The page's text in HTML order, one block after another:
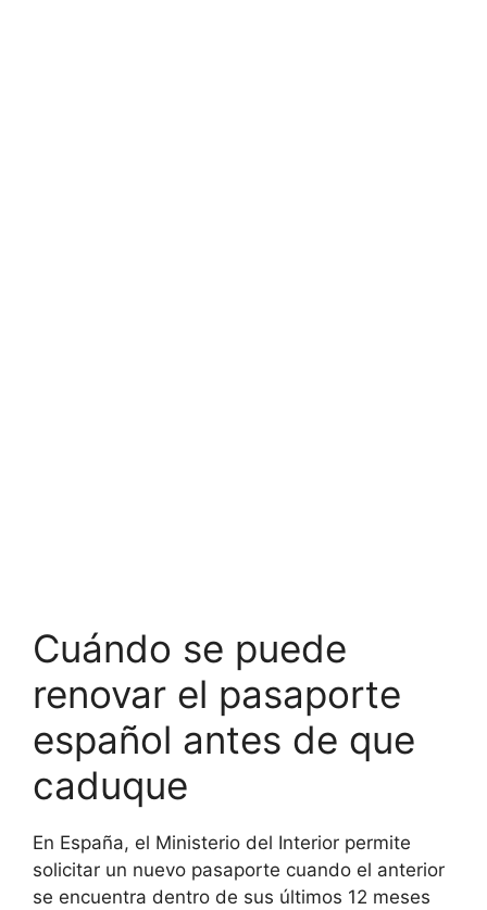
Cuándo se puede
renovar el pasaporte
español antes de que
caduque
En España, el Ministerio del Interior permite
solicitar un nuevo pasaporte cuando el anterior
se encuentra dentro de sus últimos 12 meses